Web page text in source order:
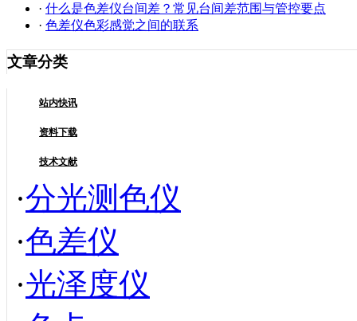
· 什么是色差仪台间差？常见台间差范围与管控要点
· 色差仪色彩感觉之间的联系
文章分类
站内快讯
资料下载
技术文献
·分光测色仪
·色差仪
·光泽度仪